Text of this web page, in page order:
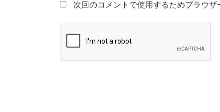
次回のコメントで使用するためブラウ